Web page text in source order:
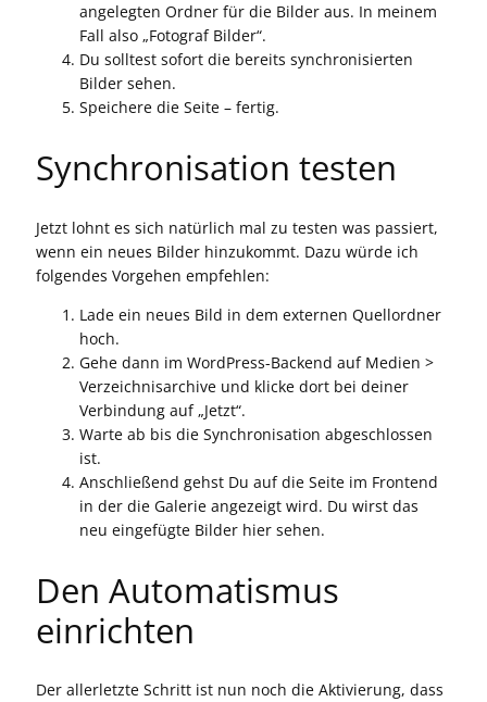
angelegten Ordner für die Bilder aus. In meinem
Fall also „Fotograf Bilder“.
Du solltest sofort die bereits synchronisierten
Bilder sehen.
Speichere die Seite – fertig.
Synchronisation testen
Jetzt lohnt es sich natürlich mal zu testen was passiert,
wenn ein neues Bilder hinzukommt. Dazu würde ich
folgendes Vorgehen empfehlen:
Lade ein neues Bild in dem externen Quellordner
hoch.
Gehe dann im WordPress-Backend auf Medien >
Verzeichnisarchive und klicke dort bei deiner
Verbindung auf „Jetzt“.
Warte ab bis die Synchronisation abgeschlossen
ist.
Anschließend gehst Du auf die Seite im Frontend
in der die Galerie angezeigt wird. Du wirst das
neu eingefügte Bilder hier sehen.
Den Automatismus
einrichten
Der allerletzte Schritt ist nun noch die Aktivierung, dass